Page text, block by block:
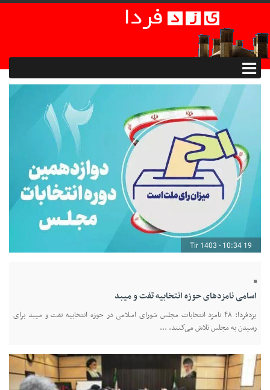
19 Tir 1403 - 10:34
اسامی نامزد‌های حوزه انتخابیه تفت و میبد
یزدفردا: ۴۸ نامزد انتخابات مجلس شورای اسلامی در حوزه انتخابیه تفت و میبد برای
رسیدن به مجلس تلاش می‌کنند. ...